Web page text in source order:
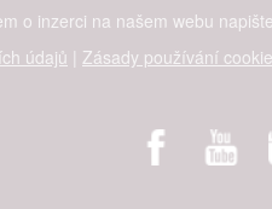
o inzerci na našem webu
údajů | Zásady používání